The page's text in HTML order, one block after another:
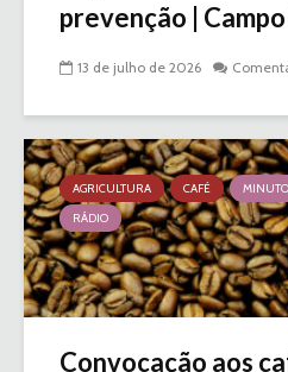
prevenção |
13 de julho de 2026
AGRICULTURA CAFÉ
MINUTO
RÁDIO
Convocação aos